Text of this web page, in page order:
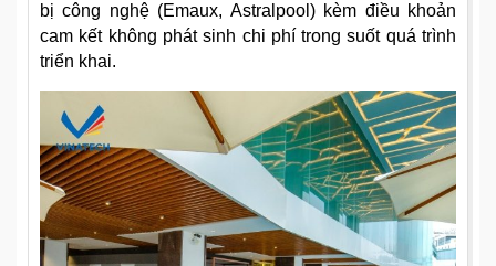
bị công nghệ (Emaux, Astralpool) kèm điều khoản
cam kết không phát sinh chi phí trong suốt quá trình
triển khai.